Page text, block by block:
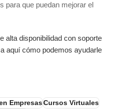
para que puedan mejorar el
alta disponibilidad con soporte
aquí cómo podemos ayudarle
EmpresasCursos Virtuales